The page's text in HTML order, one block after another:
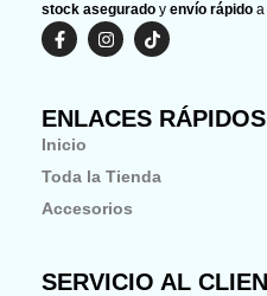
stock asegurado y envío rápido a
F
a
c
o
o
k
-
f
I
n
s
g
m
T
i
k
k
ENLACES RÁPIDOS
Inicio
Toda la Tienda
Accesorios
SERVICIO AL